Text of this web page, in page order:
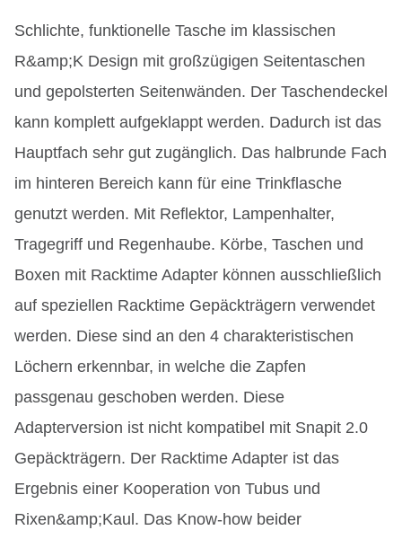
Schlichte, funktionelle Tasche im klassischen
R&amp;K Design mit großzügigen Seitentaschen
und gepolsterten Seitenwänden. Der Taschendeckel
kann komplett aufgeklappt werden. Dadurch ist das
Hauptfach sehr gut zugänglich. Das halbrunde Fach
im hinteren Bereich kann für eine Trinkflasche
genutzt werden. Mit Reflektor, Lampenhalter,
Tragegriff und Regenhaube. Körbe, Taschen und
Boxen mit Racktime Adapter können ausschließlich
auf speziellen Racktime Gepäckträgern verwendet
werden. Diese sind an den 4 charakteristischen
Löchern erkennbar, in welche die Zapfen
passgenau geschoben werden. Diese
Adapterversion ist nicht kompatibel mit Snapit 2.0
Gepäckträgern. Der Racktime Adapter ist das
Ergebnis einer Kooperation von Tubus und
Rixen&amp;Kaul. Das Know-how beider